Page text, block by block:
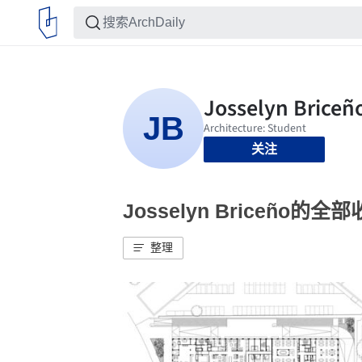
关注
Josselyn Briceño的全部
整理